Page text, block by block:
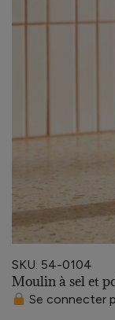
SKU: 54-0104
Moulin à sel et
Se connecter